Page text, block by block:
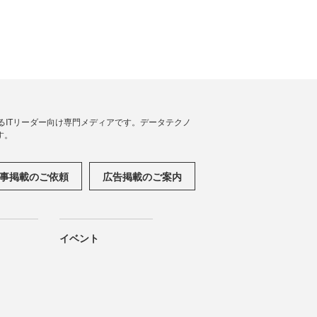
リーダー向け専門メディアです。データテクノ
掲載のご依頼 広告掲載のご案内
イベント